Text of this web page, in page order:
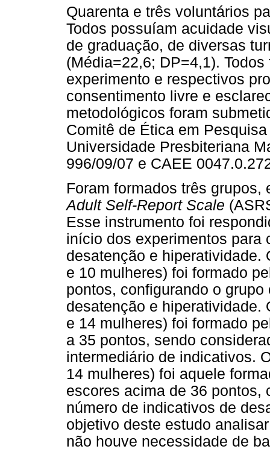
Quarenta e três voluntários
Todos possuíam acuidade
de graduação, de diversas
(Média=22,6; DP=4,1).
experimento e respectivos
consentimento livre e
metodológicos foram
Comitê de Ética em
Universidade Presbiteriana
996/09/07 e CAEE
Foram formados três
Adult Self-Report Scale
Esse instrumento foi
início dos experimentos para
desatenção e hiperatividade.
e 10 mulheres) foi formado
pontos, configurando o
desatenção e hiperatividade.
e 14 mulheres) foi formado
a 35 pontos, sendo
intermediário de indicativos.
14 mulheres) foi aquele
escores acima de 36 pontos,
número de indicativos de
objetivo deste estudo
não houve necessidade de